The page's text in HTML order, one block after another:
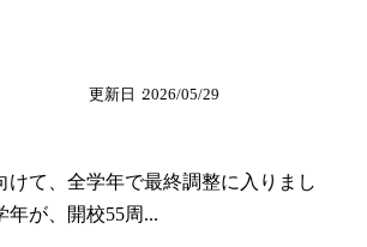
更新日 2026/05/29
けて、全学年で最終調整に入りまし
年が、開校55周...